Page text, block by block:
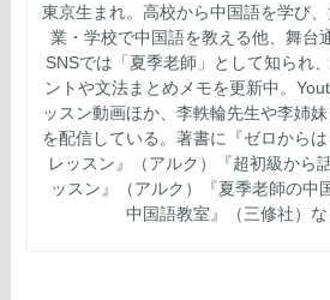
東京生まれ。高校から中国語を学び
業・学校で中国語を教える他、舞台
SNSでは「夏季老師」として知られ
ントや文法まとめメモを更新中。
ッスン動画ほか、李軼輪先生や李姉妹
を配信している。著書に『ゼロから
レッスン』（アルク）『超初級から
ッスン』（アルク）『夏季老師の中
中国語教室』（三修社）な